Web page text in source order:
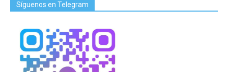
Síguenos en Telegram